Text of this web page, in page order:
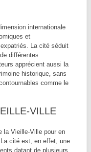
internationale
et
La cité séduit
différentes
apprécient aussi la
historique, sans
comme le
VILLE
la Vieille-Ville pour en
cité est, en effet, une
datant de plusieurs